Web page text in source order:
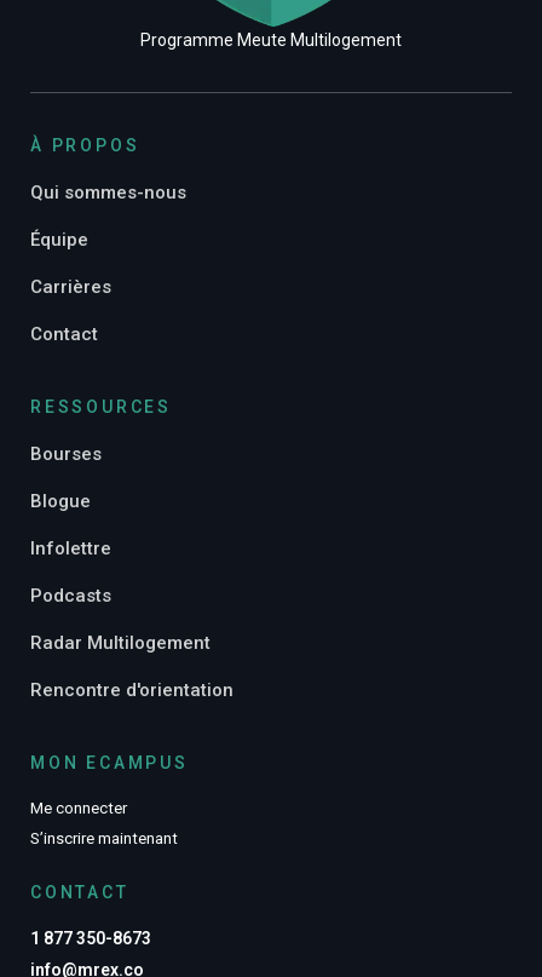
Programme Meute Multilogement
À PROPOS
Qui sommes-nous
Équipe
Carrières
Contact
RESSOURCES
Bourses
Blogue
Infolettre
Podcasts
Radar Multilogement
Rencontre d'orientation
MON ECAMPUS
Me connecter
S’inscrire maintenant
CONTACT
1 877 350-8673
info@mrex.co